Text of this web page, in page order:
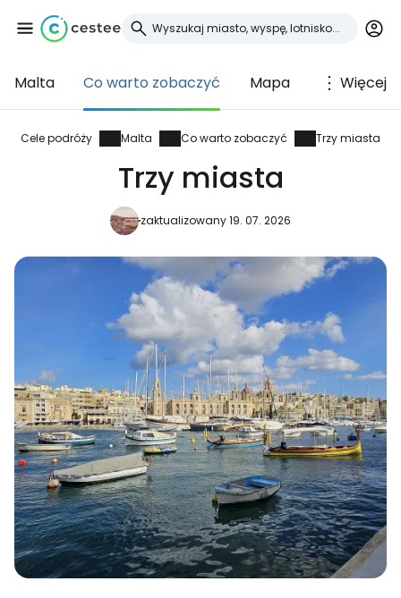
Malta Co warto zobaczyć Mapa Więcej
Cele podróży Malta Co warto zobaczyć Trzy miasta
Trzy miasta
zaktualizowany 19. 07. 2026
Zaloguj się do
Cestee
... światowej społeczności podróżniczej
Kontynuuj z Facebookiem
Kontynuuj z e-mailem